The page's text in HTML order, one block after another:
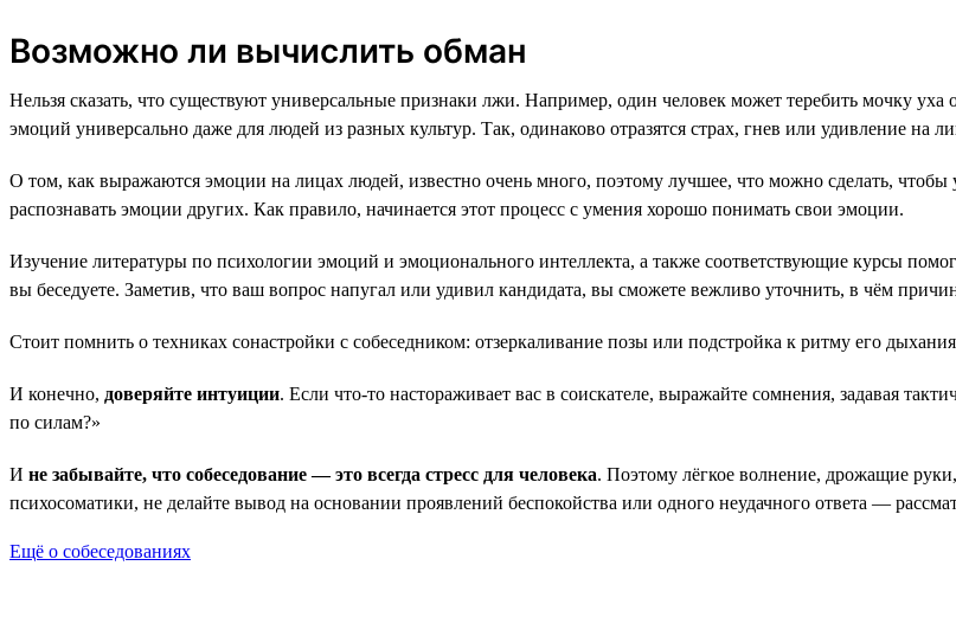
Возможно ли вычислить обман
Нельзя сказать, что существуют универсальные признаки лжи. Например, один человек может теребить мочку
эмоций универсально даже для людей из разных культур. Так, одинаково отразятся страх, гнев или удивление
О том, как выражаются эмоции на лицах людей, известно очень много, поэтому лучшее, что можно сделать,
распознавать эмоции других. Как правило, начинается этот процесс с умения хорошо понимать свои эмоции.
Изучение литературы по психологии эмоций и эмоционального интеллекта, а также соответствующие курсы
вы беседуете. Заметив, что ваш вопрос напугал или удивил кандидата, вы сможете вежливо уточнить, в чём
Стоит помнить о техниках сонастройки с собеседником: отзеркаливание позы или подстройка к ритму его
И конечно, доверяйте интуиции. Если что-то настораживает вас в соискателе, выражайте сомнения, задавая
по силам?»
И не забывайте, что собеседование — это всегда стресс для человека. Поэтому лёгкое волнение, дрожащие
психосоматики, не делайте вывод на основании проявлений беспокойства или одного неудачного ответа —
Ещё о собеседованиях